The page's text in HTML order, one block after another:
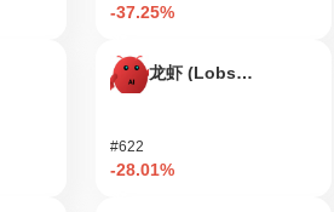
-37.25%
龙虾 (Lobster)
#622
-28.01%